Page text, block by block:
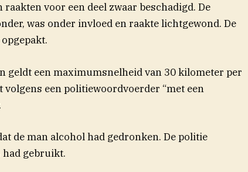
voor een deel zwaar beschadigd. De
was onder invloed en raakte lichtgewond. De
geldt een maximumsnelheid van 30 kilometer per
een politiewoordvoerder “met een
de man alcohol had gedronken. De politie
gebruikt.